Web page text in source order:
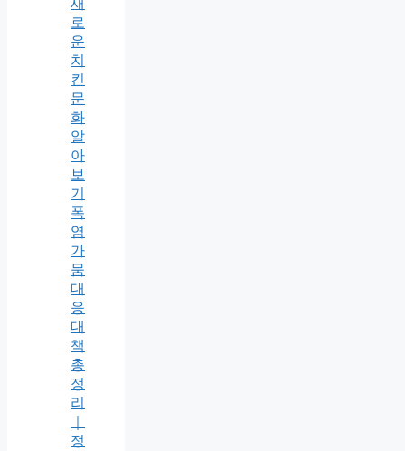
새
로
운
치
킨
문
화
알
아
보
기
폭
염
가
뭄
대
응
대
책
총
정
리
정